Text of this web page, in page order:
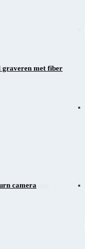
lasergraveren in
voor
graveren met fiber
camera